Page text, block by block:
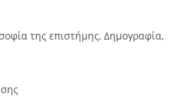
της επιστήμης, Δημογραφία,